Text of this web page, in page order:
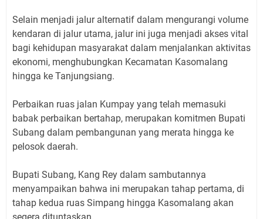
Selain menjadi jalur alternatif dalam mengurangi volume
kendaran di jalur utama, jalur ini juga menjadi akses vital
bagi kehidupan masyarakat dalam menjalankan aktivitas
ekonomi, menghubungkan Kecamatan Kasomalang
hingga ke Tanjungsiang.
Perbaikan ruas jalan Kumpay yang telah memasuki
babak perbaikan bertahap, merupakan komitmen Bupati
Subang dalam pembangunan yang merata hingga ke
pelosok daerah.
Bupati Subang, Kang Rey dalam sambutannya
menyampaikan bahwa ini merupakan tahap pertama, di
tahap kedua ruas Simpang hingga Kasomalang akan